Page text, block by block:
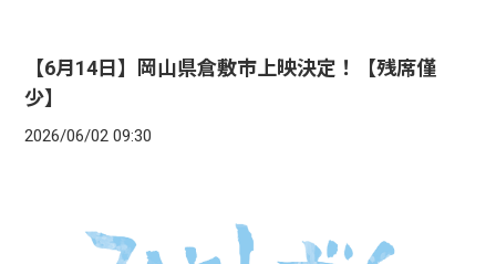
【6月14日】岡山県倉敷市上映決定！【残席僅
少】
2026/06/02 09:30